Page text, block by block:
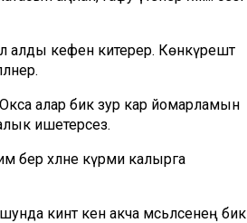
алды кәефенә китерер. Көнкүрештә
алар бик зур кар йомарламын
ишетерсез.
бер хәлне күрми калырга
кинәт кенә акча мәсьәләсенең бик